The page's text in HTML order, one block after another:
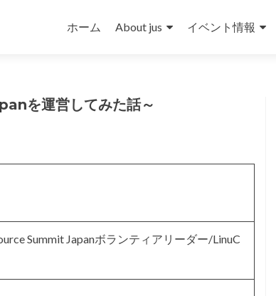
ン
ス
プ
ホーム About jus イベント情報
を運営してみた話～
Summit Japanボランティアリーダー/LinuC